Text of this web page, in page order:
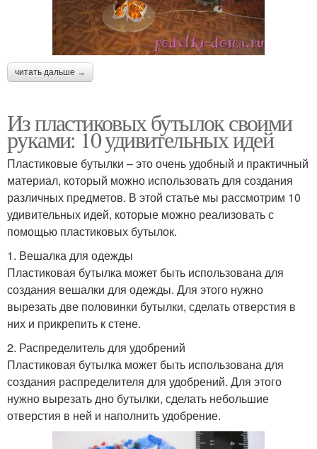
читать дальше →
Из пластиковых бутылок своими
руками: 10 удивительных идей
Пластиковые бутылки – это очень удобный и практичный
материал, который можно использовать для создания
различных предметов. В этой статье мы рассмотрим 10
удивительных идей, которые можно реализовать с
помощью пластиковых бутылок.
1. Вешалка для одежды
Пластиковая бутылка может быть использована для
создания вешалки для одежды. Для этого нужно
вырезать две половинки бутылки, сделать отверстия в
них и прикрепить к стене.
2. Распределитель для удобрений
Пластиковая бутылка может быть использована для
создания распределителя для удобрений. Для этого
нужно вырезать дно бутылки, сделать небольшие
отверстия в ней и наполнить удобрение.